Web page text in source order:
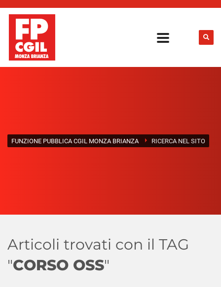
FUNZIONE PUBBLICA CGIL MONZA BRIANZA RICERCA NEL SITO
Articoli trovati con il TAG
"CORSO OSS"